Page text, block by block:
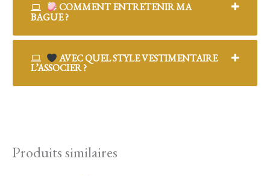
COMMENT ENTRETENIR MA
BAGUE ?
AVEC QUEL STYLE VESTIMENTAIRE
L’ASSOCIER ?
Produits similaires